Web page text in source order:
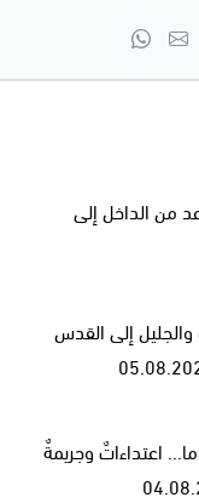
من الداخل إلى
إلى القدس
اعتداءاتٌ وجريمةٌ